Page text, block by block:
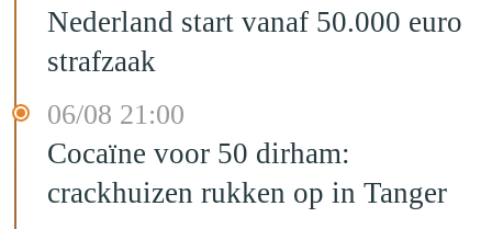
Nederland start vanaf 50.000 euro
strafzaak
06/08 21:00
Cocaïne voor 50 dirham:
crackhuizen rukken op in Tanger